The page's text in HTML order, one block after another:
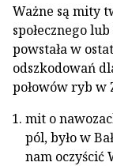
Ważne są mity
społecznego
powstała w
odszkodowań
połowów ryb w
mit o
pól, było w
nam oczyścić